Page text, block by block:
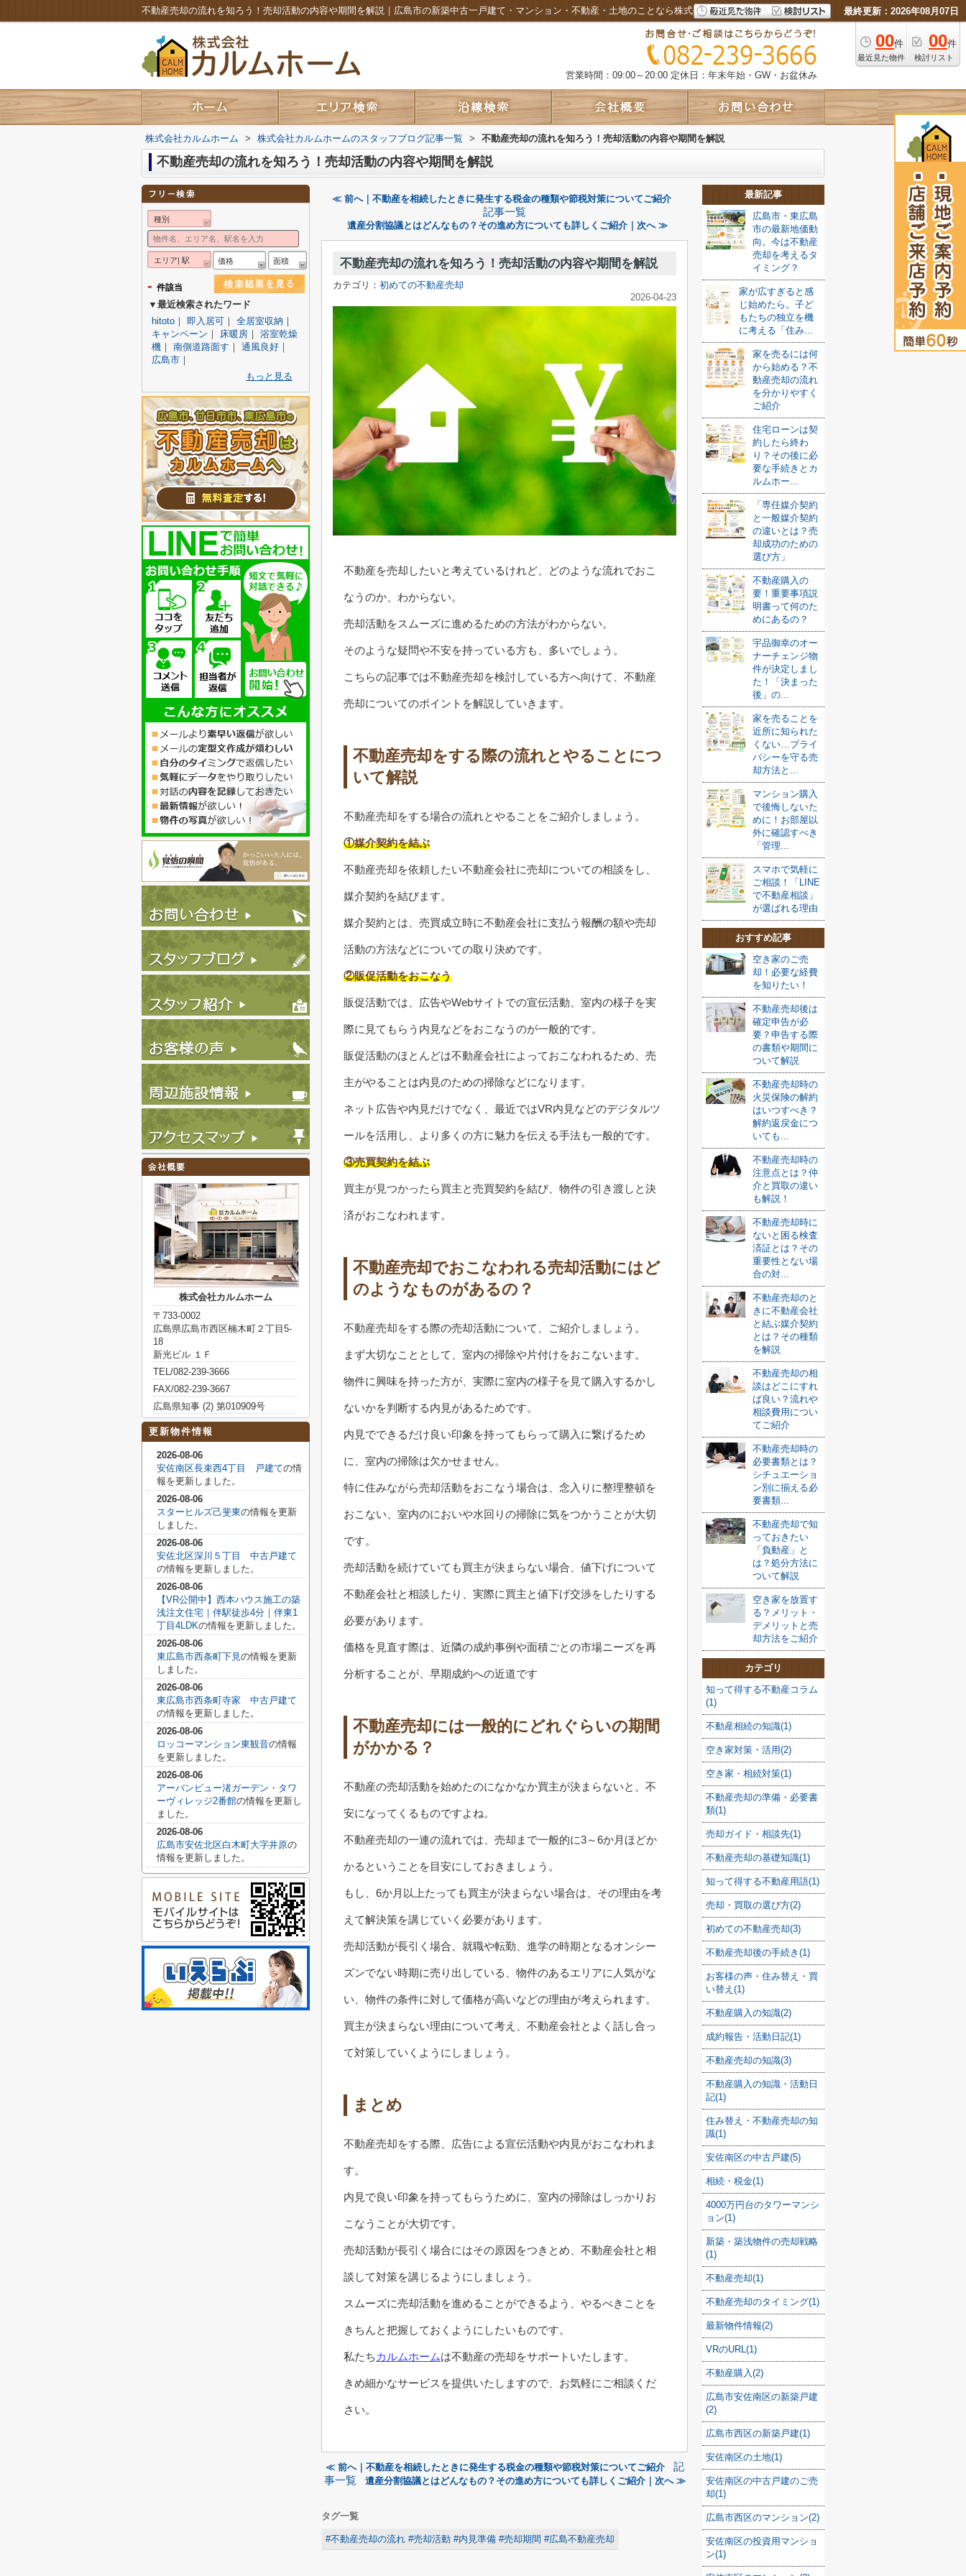
不動産売却の流れを知ろう！売却活動の内容や期間を解説｜広島市の新築中古一戸建て・マンション・不動産・土地のことなら株式会社カルムホーム 最終更新：2026年08月07日
00件
最近見た物件
00件
検討リスト
営業時間：09:00～20:00 定休日：年末年始・GW・お盆休み
株式会社カルムホーム > 株式会社カルムホームのスタッフブログ記事一覧 > 不動産売却の流れを知ろう！売却活動の内容や期間を解説
不動産売却の流れを知ろう！売却活動の内容や期間を解説
≪ 前へ｜不動産を相続したときに発生する税金の種類や節税対策についてご紹介
記事一覧
遺産分割協議とはどんなもの？その進め方についても詳しくご紹介｜次へ ≫
不動産売却の流れを知ろう！売却活動の内容や期間を解説
カテゴリ： 初めての不動産売却
2026-04-23
不動産を売却したいと考えているけれど、どのような流れでおこ
なうのか、わからない。
売却活動をスムーズに進めるための方法がわからない。
そのような疑問や不安を持っている方も、多いでしょう。
こちらの記事では不動産売却を検討している方へ向けて、不動産
売却についてのポイントを解説していきます。
不動産売却をする際の流れとやることにつ
いて解説
不動産売却をする場合の流れとやることをご紹介しましょう。
①媒介契約を結ぶ
不動産売却を依頼したい不動産会社に売却についての相談をし、
媒介契約を結びます。
媒介契約とは、売買成立時に不動産会社に支払う報酬の額や売却
活動の方法などについての取り決めです。
②販促活動をおこなう
販促活動では、広告やWebサイトでの宣伝活動、室内の様子を実
際に見てもらう内見などをおこなうのが一般的です。
販促活動のほとんどは不動産会社によっておこなわれるため、売
主がやることは内見のための掃除などになります。
ネット広告や内見だけでなく、最近ではVR内見などのデジタルツ
ールを活用し、より多くの方に魅力を伝える手法も一般的です。
③売買契約を結ぶ
買主が見つかったら買主と売買契約を結び、物件の引き渡しと決
済がおこなわれます。
不動産売却でおこなわれる売却活動にはど
のようなものがあるの？
不動産売却をする際の売却活動について、ご紹介しましょう。
まず大切なこととして、室内の掃除や片付けをおこないます。
物件に興味を持った方が、実際に室内の様子を見て購入するかし
ないかを判断する内見があるためです。
内見でできるだけ良い印象を持ってもらって購入に繋げるため
に、室内の掃除は欠かせません。
特に住みながら売却活動をおこなう場合は、念入りに整理整頓を
おこない、室内のにおいや水回りの掃除に気をつかうことが大切
です。
売却活動を続けていても買主が決まらない場合、値下げについて
不動産会社と相談したり、実際に買主と値下げ交渉をしたりする
必要があります。
価格を見直す際は、近隣の成約事例や面積ごとの市場ニーズを再
分析することが、早期成約への近道です
不動産売却には一般的にどれぐらいの期間
がかかる？
不動産の売却活動を始めたのになかなか買主が決まらないと、不
安になってくるものですよね。
不動産売却の一連の流れでは、売却まで一般的に3～6か月ほどか
かるということを目安にしておきましょう。
もし、6か月以上たっても買主が決まらない場合は、その理由を考
えて解決策を講じていく必要があります。
売却活動が長引く場合、就職や転勤、進学の時期となるオンシー
ズンでない時期に売り出している、物件のあるエリアに人気がな
い、物件の条件に対して価格が高いなどの理由が考えられます。
買主が決まらない理由について考え、不動産会社とよく話し合っ
て対策していくようにしましょう。
まとめ
不動産売却をする際、広告による宣伝活動や内見がおこなわれま
す。
内見で良い印象を持ってもらうために、室内の掃除はしっかりお
こなうことが大切です。
売却活動が長引く場合にはその原因をつきとめ、不動産会社と相
談して対策を講じるようにしましょう。
スムーズに売却活動を進めることができるよう、やるべきことを
きちんと把握しておくようにしたいものです。
私たち カルムホームは不動産の売却をサポートいたします。
きめ細かなサービスを提供いたしますので、お気軽にご相談くだ
さい。
≪ 前へ｜不動産を相続したときに発生する税金の種類や節税対策についてご紹介
記
事一覧
遺産分割協議とはどんなもの？その進め方についても詳しくご紹介｜次へ ≫
タグ一覧
#不動産売却の流れ #売却活動 #内見準備 #売却期間 #広島不動産売却
最新記事
広島市・東広島
市の最新地価動
向。今は不動産
売却を考えるタ
イミング？
家が広すぎると感
じ始めたら。子ど
もたちの独立を機
に考える「住み...
家を売るには何
から始める？不
動産売却の流れ
を分かりやすく
ご紹介
住宅ローンは契
約したら終わ
り？その後に必
要な手続きとカ
ルムホー...
「専任媒介契約
と一般媒介契約
の違いとは？売
却成功のための
選び方」
不動産購入の
要！重要事項説
明書って何のた
めにあるの？
宇品御幸のオー
ナーチェンジ物
件が決定しまし
た！「決まった
後」の...
家を売ることを
近所に知られた
くない…プライ
バシーを守る売
却方法と...
マンション購入
で後悔しないた
めに！お部屋以
外に確認すべき
「管理...
スマホで気軽に
ご相談！「LINE
で不動産相談」
が選ばれる理由
おすすめ記事
空き家のご売
却！必要な経費
を知りたい！
不動産売却後は
確定申告が必
要？申告する際
の書類や期間に
ついて解説
不動産売却時の
火災保険の解約
はいつすべき？
解約返戻金につ
いても...
不動産売却時の
注意点とは？仲
介と買取の違い
も解説！
不動産売却時に
ないと困る検査
済証とは？その
重要性とない場
合の対...
不動産売却のと
きに不動産会社
と結ぶ媒介契約
とは？その種類
を解説
不動産売却の相
談はどこにすれ
ば良い？流れや
相談費用につい
てご紹介
不動産売却時の
必要書類とは？
シチュエーショ
ン別に揃える必
要書類...
不動産売却で知
っておきたい
「負動産」と
は？処分方法に
ついて解説
空き家を放置す
る？メリット・
デメリットと売
却方法をご紹介
カテゴリ
知って得する不動産コラム
(1)
不動産相続の知識(1)
空き家対策・活用(2)
空き家・相続対策(1)
不動産売却の準備・必要書
類(1)
売却ガイド・相談先(1)
不動産売却の基礎知識(1)
知って得する不動産用語(1)
売却・買取の選び方(2)
初めての不動産売却(3)
不動産売却後の手続き(1)
お客様の声・住み替え・買
い替え(1)
不動産購入の知識(2)
成約報告・活動日記(1)
不動産売却の知識(3)
不動産購入の知識・活動日
記(1)
住み替え・不動産売却の知
識(1)
安佐南区の中古戸建(5)
相続・税金(1)
4000万円台のタワーマンシ
ョン(1)
新築・築浅物件の売却戦略
(1)
不動産売却(1)
不動産売却のタイミング(1)
最新物件情報(2)
VRのURL(1)
不動産購入(2)
広島市安佐南区の新築戸建
(2)
広島市西区の新築戸建(1)
安佐南区の土地(1)
安佐南区の中古戸建のご売
却(1)
広島市西区のマンション(2)
安佐南区の投資用マンショ
ン(1)
種別
エリア| 駅 価格 面積
- 件該当
▼最近検索されたワード
hitoto ｜ 即入居可 ｜ 全居室収納 ｜
キャンペーン ｜ 床暖房 ｜ 浴室乾燥
機 ｜ 南側道路面す ｜ 通風良好 ｜
広島市 ｜
もっと見る
株式会社カルムホーム
〒733-0002
広島県広島市西区楠木町２丁目5-
18
新光ビル １Ｆ
TEL/082-239-3666
FAX/082-239-3667
広島県知事 (2) 第010909号
更新物件情報
2026-08-06
安佐南区長束西4丁目 戸建ての情
報を更新しました。
2026-08-06
スターヒルズ己斐東の情報を更新
しました。
2026-08-06
安佐北区深川５丁目 中古戸建て
の情報を更新しました。
2026-08-06
【VR公開中】西本ハウス施工の築
浅注文住宅｜伴駅徒歩4分｜伴東1
丁目4LDKの情報を更新しました。
2026-08-06
東広島市西条町下見の情報を更新
しました。
2026-08-06
東広島市西条町寺家 中古戸建て
の情報を更新しました。
2026-08-06
ロッコーマンション東観音の情報
を更新しました。
2026-08-06
アーバンビュー渚ガーデン・タワ
ーヴィレッジ2番館の情報を更新し
ました。
2026-08-06
広島市安佐北区白木町大字井原の
情報を更新しました。